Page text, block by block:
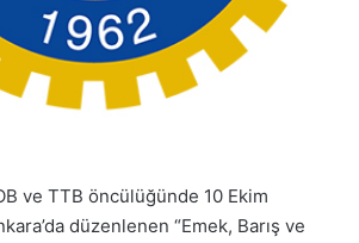
ve TTB öncülüğünde 10 Ekim
düzenlenen “Emek, Barış ve